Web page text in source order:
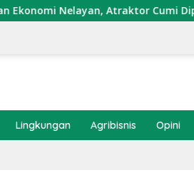
Atraktor Cumi Dipasang di Coral
Lingkungan Agribisnis Opini